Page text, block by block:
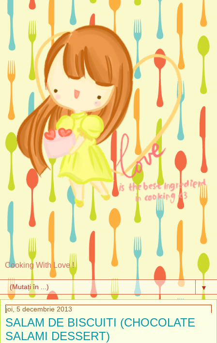
Cooking With Love !
▼
joi, 5 decembrie 2013
SALAM DE BISCUITI (CHOCOLATE
SALAMI DESSERT)